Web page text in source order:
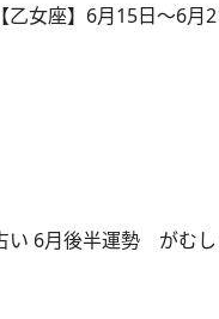
乙女座】6月15日～6月
い 6月後半運勢 がむ